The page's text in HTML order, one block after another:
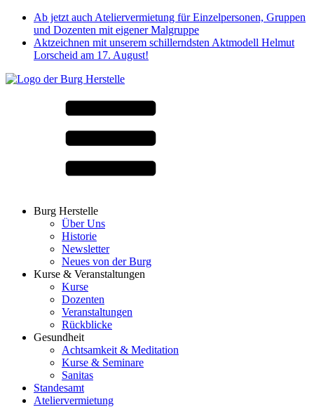
Ab jetzt auch Ateliervermietung für Einzelpersonen, Gruppen
und Dozenten mit eigener Malgruppe
Aktzeichnen mit unserem schillerndsten Aktmodell Helmut
Lorscheid am 17. August!
Burg Herstelle
Über Uns
Historie
Newsletter
Neues von der Burg
Kurse & Veranstaltungen
Kurse
Dozenten
Veranstaltungen
Rückblicke
Gesundheit
Achtsamkeit & Meditation
Kurse & Seminare
Sanitas
Standesamt
Ateliervermietung